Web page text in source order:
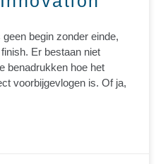
begin zonder einde,
Er bestaan niet
benadrukken hoe het
voorbijgevlogen is. Of ja,